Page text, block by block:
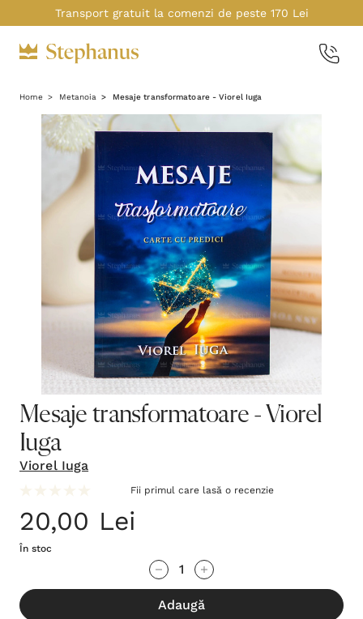
Transport gratuit la comenzi de peste 170 Lei
Home Metanoia Mesaje transformatoare - Viorel Iuga
Mesaje transformatoare - Viorel
Iuga
Viorel Iuga
Fii primul care lasă o recenzie
20,00 Lei
În stoc
te!
Stocul
Adaugă